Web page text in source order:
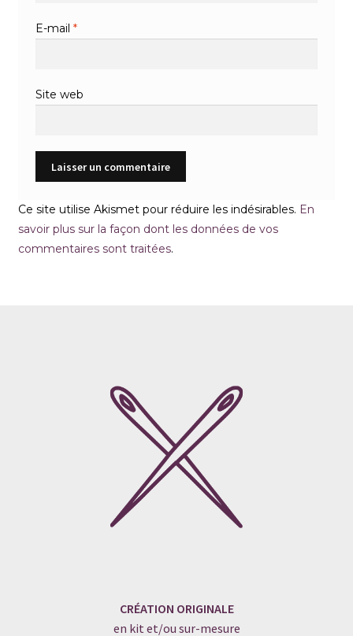
E-mail*
Site web
Ce site utilise Akismet pour réduire les indésirables. En
savoir plus sur la façon dont les données de vos
commentaires sont traitées.
CRÉATION ORIGINALE
en kit et/ou sur-mesure